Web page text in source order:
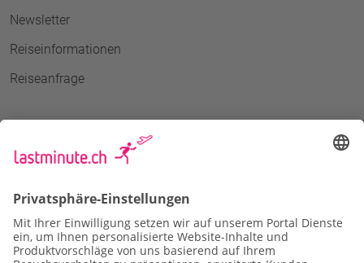
Newsletter
Reiseinformationen
Reiseanfrage